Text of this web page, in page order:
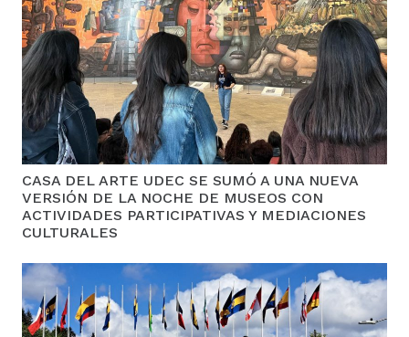
CASA DEL ARTE UDEC SE SUMÓ A UNA NUEVA
VERSIÓN DE LA NOCHE DE MUSEOS CON
ACTIVIDADES PARTICIPATIVAS Y MEDIACIONES
CULTURALES